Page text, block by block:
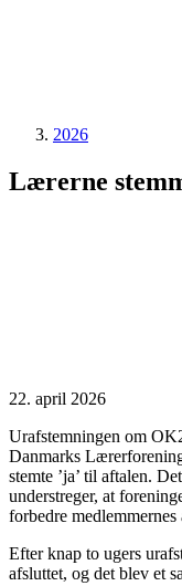
2026
Lærerne
22. april 2026
Urafstemningen om
Danmarks
stemte ’ja’ til aftalen.
understreger, at
forbedre
Efter knap to ugers
afsluttet, og det blev et